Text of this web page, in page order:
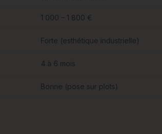
1 000 – 1 800 €
Forte (esthétique industrielle)
4 à 6 mois
Bonne (pose sur plots)